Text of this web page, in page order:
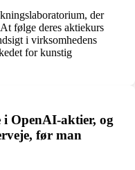
der
følge deres aktiekurs
i virksomhedens
for kunstig
OpenAI-aktier, og
før man